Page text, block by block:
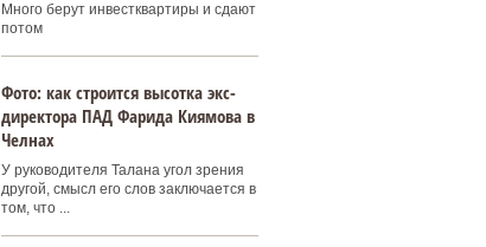
Много берут инвестквартиры и сдают
потом
Фото: как строится высотка экс-
директора ПАД Фарида Киямова в
Челнах
У руководителя Талана угол зрения
другой, смысл его слов заключается в
том, что ...